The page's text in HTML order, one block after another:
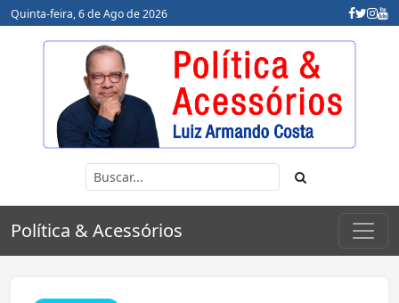
Quinta-feira, 6 de Ago de 2026
Política & Acessórios